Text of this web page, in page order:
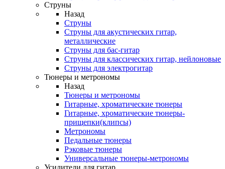
Струны
Назад
Струны
Струны для акустических гитар,
металлические
Струны для бас-гитар
Струны для классических гитар, нейлоновые
Струны для электрогитар
Тюнеры и метрономы
Назад
Тюнеры и метрономы
Гитарные, хроматические тюнеры
Гитарные, хроматические тюнеры-
прищепки(клипсы)
Метрономы
Педальные тюнеры
Рэковые тюнеры
Универсальные тюнеры-метрономы
Усилители для гитар